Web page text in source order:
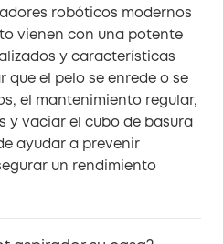
robóticos modernos
vienen con una potente
y características
el pelo se enrede o se
el mantenimiento regular,
y vaciar el cubo de basura
ayudar a prevenir
un rendimiento